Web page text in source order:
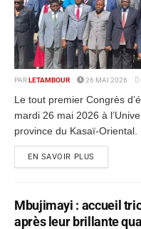
PAR LETAMBOUR 26 MAI 2026
Le tout premier Congrès
mardi 26 mai 2026 à
province du Kasaï-
EN SAVOIR PLUS
Mbujimayi : accueil
après leur brillante